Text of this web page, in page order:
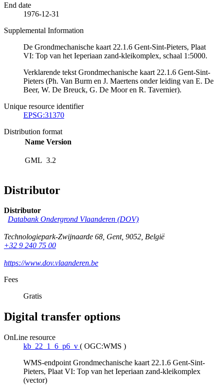
End date
1976-12-31
Supplemental Information
De Grondmechanische kaart 22.1.6 Gent-Sint-Pieters, Plaat
VI: Top van het Ieperiaan zand-kleikomplex, schaal 1:5000.
Verklarende tekst Grondmechanische kaart 22.1.6 Gent-Sint-
Pieters (Ph. Van Burm en J. Maertens onder leiding van E. De
Beer, W. De Breuck, G. De Moor en R. Tavernier).
Unique resource identifier
EPSG:31370
Distribution format
Name Version
GML 3.2
Distributor
Distributor
Databank Ondergrond Vlaanderen (DOV)
Technologiepark-Zwijnaarde 68, Gent, 9052, België
+32 9 240 75 00
https://www.dov.vlaanderen.be
Fees
Gratis
Digital transfer options
OnLine resource
kb_22_1_6_p6_v ( OGC:WMS )
WMS-endpoint Grondmechanische kaart 22.1.6 Gent-Sint-
Pieters, Plaat VI: Top van het Ieperiaan zand-kleikomplex
(vector)